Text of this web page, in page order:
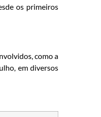
os primeiros
como a
em diversos